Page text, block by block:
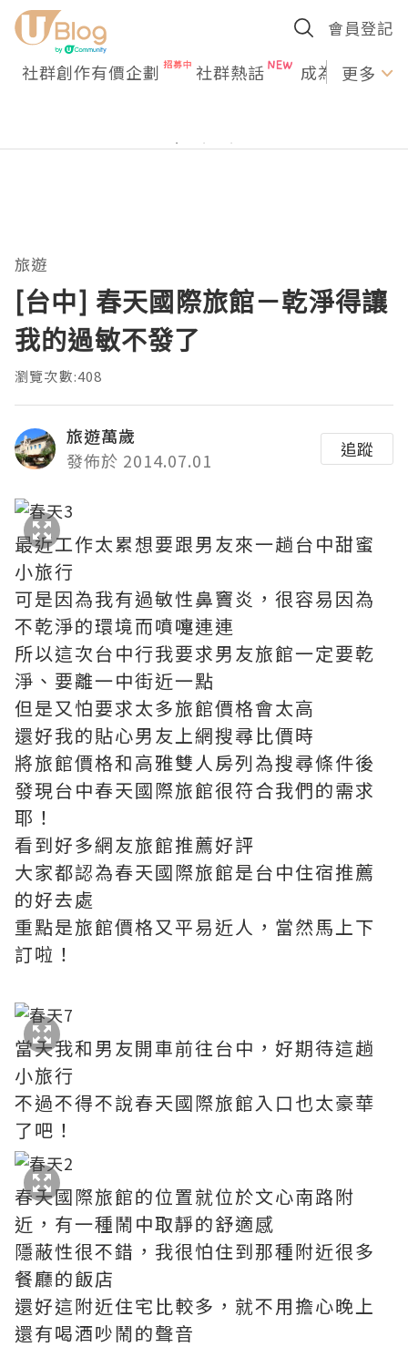
會員登記
社群創作有價企劃 社群熱話 成為U更多
旅遊
[台中] 春天國際旅館－乾淨得讓
我的過敏不發了
瀏覽次數:408
旅遊萬歲
發佈於 2014.07.01
追蹤
最近工作太累想要跟男友來一趟台中甜蜜
小旅行
可是因為我有過敏性鼻竇炎，很容易因為
不乾淨的環境而噴嚏連連
所以這次台中行我要求男友旅館一定要乾
淨、要離一中街近一點
但是又怕要求太多旅館價格會太高
還好我的貼心男友上網搜尋比價時
將旅館價格和高雅雙人房列為搜尋條件後
發現台中春天國際旅館很符合我們的需求
耶！
看到好多網友旅館推薦好評
大家都認為春天國際旅館是台中住宿推薦
的好去處
重點是旅館價格又平易近人，當然馬上下
訂啦！
當天我和男友開車前往台中，好期待這趟
小旅行
不過不得不說春天國際旅館入口也太豪華
了吧！
春天國際旅館的位置就位於文心南路附
近，有一種鬧中取靜的舒適感
隱蔽性很不錯，我很怕住到那種附近很多
餐廳的飯店
還好這附近住宅比較多，就不用擔心晚上
還有喝酒吵鬧的聲音